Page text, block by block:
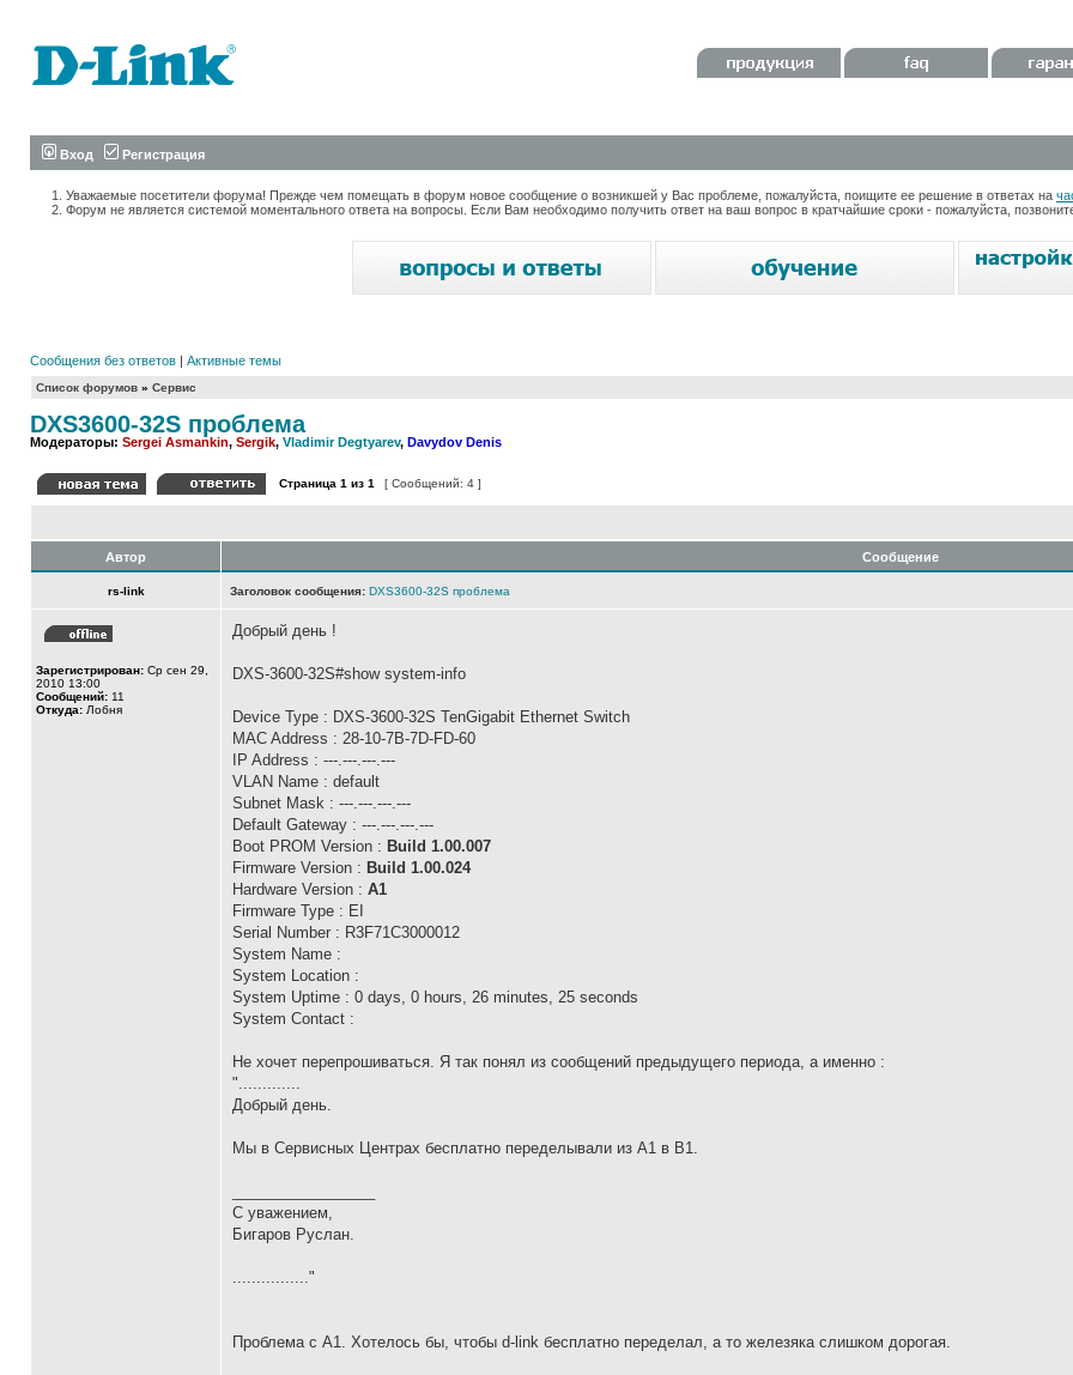
Вход Регистрация
Уважаемые посетители форума! Прежде чем помещать в форум новое сообщение о возникшей у Вас проблеме, пожалуйста, поищите ее решение в ответах на
Форум не является системой моментального ответа на вопросы. Если Вам необходимо получить ответ на ваш вопрос в кратчайшие сроки - пожалуйста,
Сообщения без ответов | Активные темы
Список форумов » Сервис
DXS3600-32S проблема
Модераторы: Sergei Asmankin, Sergik, Vladimir Degtyarev, Davydov Denis
Страница 1 из 1 [ Сообщений: 4 ]
Автор Сообщение
rs-link Заголовок сообщения: DXS3600-32S проблема
Зарегистрирован: Ср сен 29,
2010 13:00
Сообщений: 11
Откуда: Лобня
Добрый день !
DXS-3600-32S#show system-info
Device Type : DXS-3600-32S TenGigabit Ethernet Switch
MAC Address : 28-10-7B-7D-FD-60
IP Address : ---.---.---.---
VLAN Name : default
Subnet Mask : ---.---.---.---
Default Gateway : ---.---.---.---
Boot PROM Version : Build 1.00.007
Firmware Version : Build 1.00.024
Hardware Version : A1
Firmware Type : EI
Serial Number : R3F71C3000012
System Name :
System Location :
System Uptime : 0 days, 0 hours, 26 minutes, 25 seconds
System Contact :
Не хочет перепрошиваться. Я так понял из сообщений предыдущего периода, а именно :
".............
Добрый день.
Мы в Сервисных Центрах бесплатно переделывали из А1 в В1.
С уважением,
Бигаров Руслан.
................"
Проблема с А1. Хотелось бы, чтобы d-link бесплатно переделал, а то железяка слишком дорогая.